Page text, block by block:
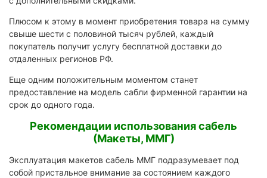
Плюсом к этому в момент приобретения товара на сумму
свыше шести с половиной тысяч рублей, каждый
покупатель получит услугу бесплатной доставки до
отдаленных регионов РФ.
Еще одним положительным моментом станет
предоставление на модель сабли фирменной гарантии на
срок до одного года.
Рекомендации использования сабель
(Макеты, ММГ)
Эксплуатация макетов сабель ММГ подразумевает под
собой пристальное внимание за состоянием каждого